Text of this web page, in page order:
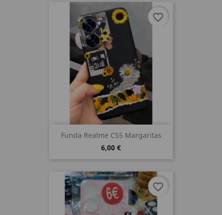
Funda Realme C55 Margaritas
6,00 €
favorite_border
favorite_border